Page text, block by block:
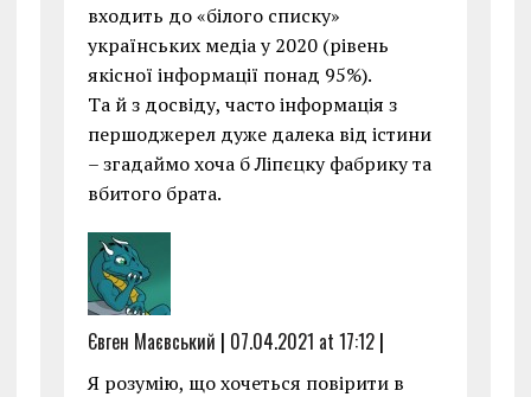
входить до «білого списку»
українських медіа у 2020 (рівень
якісної інформації понад 95%).
Та й з досвіду, часто інформація з
першоджерел дуже далека від істини
– згадаймо хоча б Ліпєцку фабрику та
вбитого брата.
Євген Маєвський | 07.04.2021 at 17:12|
Я розумію, що хочеться повірити в